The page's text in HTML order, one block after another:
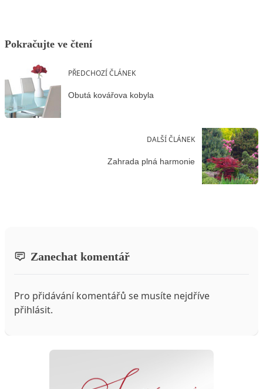
Pokračujte ve čtení
PŘEDCHOZÍ ČLÁNEK
Obutá kovářova kobyla
DALŠÍ ČLÁNEK
Zahrada plná harmonie
Zanechat komentář
Pro přidávání komentářů se musíte nejdříve
přihlásit.